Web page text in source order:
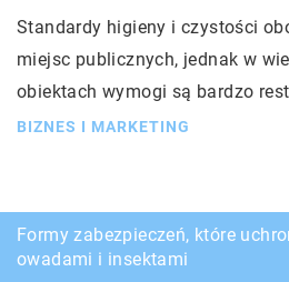
Standardy higieny i czystości
miejsc publicznych, jednak w
obiektach wymogi są bardzo
BIZNES I MARKETING
Rodzaje miodu, które warto
dzień
Formy zabezpieczeń, które
owadami i insektami
Stal zbrojeniowa i jej